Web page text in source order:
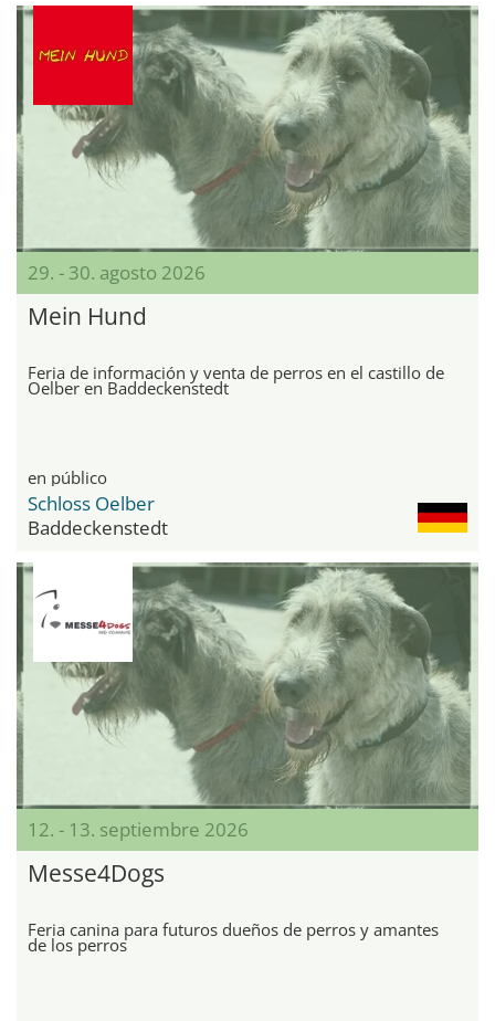
29. - 30. agosto 2026
Mein Hund
Feria de información y venta de perros en el castillo de
Oelber en Baddeckenstedt
en público
Schloss Oelber
Baddeckenstedt
12. - 13. septiembre 2026
Messe4Dogs
Feria canina para futuros dueños de perros y amantes
de los perros